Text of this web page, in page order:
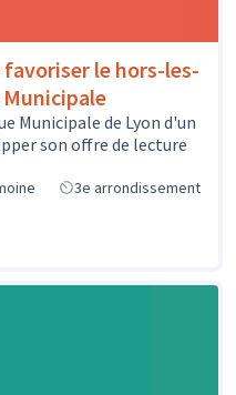
le hors-les-
Municipale de Lyon d'un
son offre de lecture
3e arrondissement